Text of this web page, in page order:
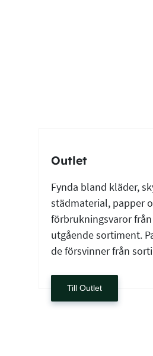
Outlet
Fynda bland kläder,
städmaterial, papper
förbrukningsvaror
utgående sortiment.
de försvinner från
Till Outlet